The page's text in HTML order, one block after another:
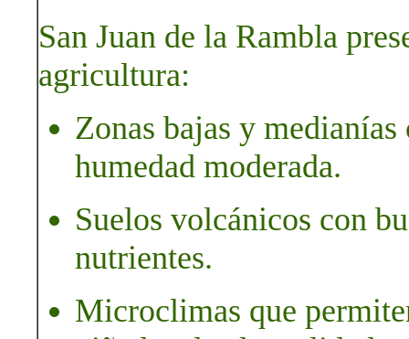
San Juan de la Rambla
agricultura:
Zonas bajas y
humedad moderada.
Suelos volcánicos con
nutrientes.
Microclimas que